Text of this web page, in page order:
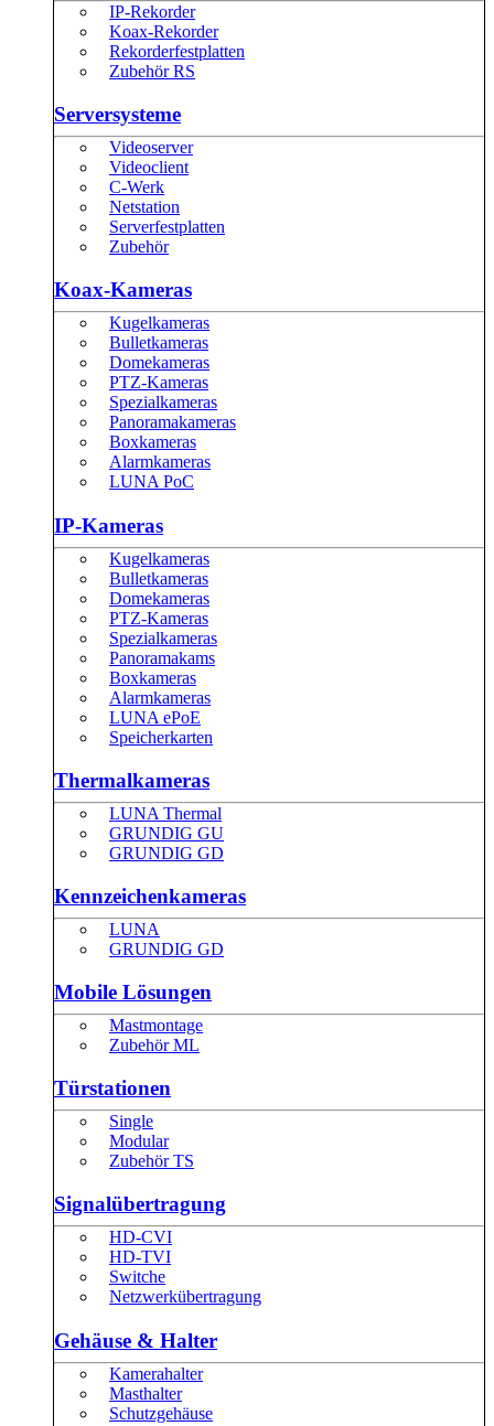
IP-Rekorder
Koax-Rekorder
Rekorderfestplatten
Zubehör RS
Serversysteme
Videoserver
Videoclient
C-Werk
Netstation
Serverfestplatten
Zubehör
Koax-Kameras
Kugelkameras
Bulletkameras
Domekameras
PTZ-Kameras
Spezialkameras
Panoramakameras
Boxkameras
Alarmkameras
LUNA PoC
IP-Kameras
Kugelkameras
Bulletkameras
Domekameras
PTZ-Kameras
Spezialkameras
Panoramakams
Boxkameras
Alarmkameras
LUNA ePoE
Speicherkarten
Thermalkameras
LUNA Thermal
GRUNDIG GU
GRUNDIG GD
Kennzeichenkameras
LUNA
GRUNDIG GD
Mobile Lösungen
Mastmontage
Zubehör ML
Türstationen
Single
Modular
Zubehör TS
Signalübertragung
HD-CVI
HD-TVI
Switche
Netzwerkübertragung
Gehäuse & Halter
Kamerahalter
Masthalter
Schutzgehäuse